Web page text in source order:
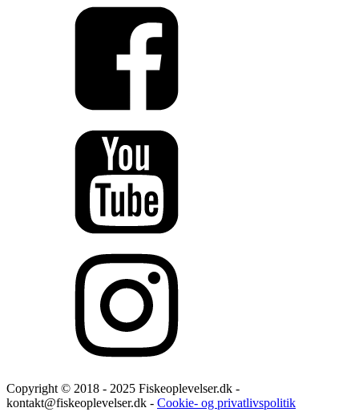
Copyright © 2018 - 2025 Fiskeoplevelser.dk -
kontakt@fiskeoplevelser.dk - Cookie- og privatlivspolitik